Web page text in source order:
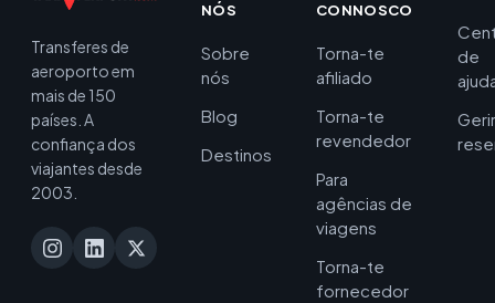
Transferes de
aeroporto em
mais de 150
países. A
confiança dos
viajantes desde
2003.
NÓS
Sobre
nós
Blog
Destinos
CONNOSCO
Torna-te
afiliado
Torna-te
revendedor
Para
agências de
viagens
Torna-te
fornecedor
de
Gerir